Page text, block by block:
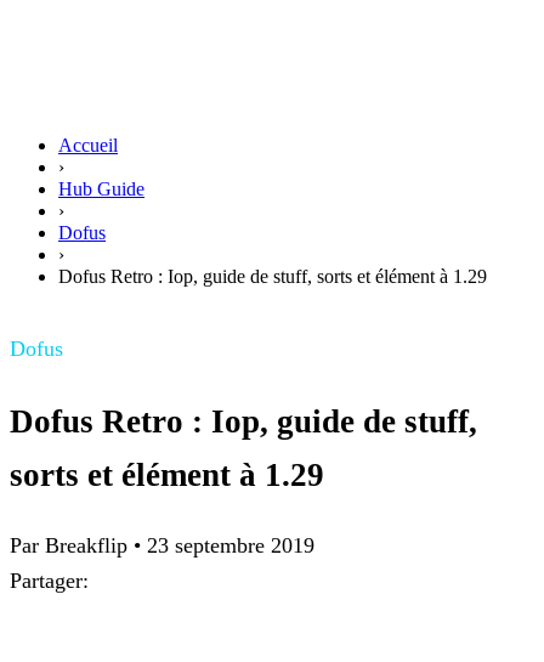
Accueil
›
Hub Guide
›
Dofus
›
Dofus Retro : Iop, guide de stuff, sorts et élément à 1.29
Dofus
Dofus Retro : Iop, guide de stuff,
sorts et élément à 1.29
Par Breakflip • 23 septembre 2019
Partager: